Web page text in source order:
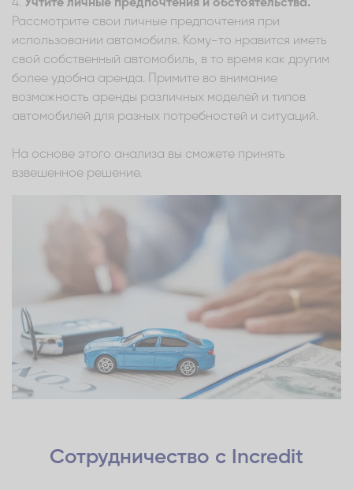
4. Учтите личные предпочтения и обстоятельства.
Рассмотрите свои личные предпочтения при
использовании автомобиля. Кому-то нравится иметь
свой собственный автомобиль, в то время как другим
более удобна аренда. Примите во внимание
возможность аренды различных моделей и типов
автомобилей для разных потребностей и ситуаций.
На основе этого анализа вы сможете принять
взвешенное решение.
Сотрудничество с Incredit